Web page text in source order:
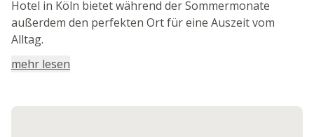
Hotel in Köln bietet während der Sommermonate
außerdem den perfekten Ort für eine Auszeit vom
Alltag.
mehr lesen